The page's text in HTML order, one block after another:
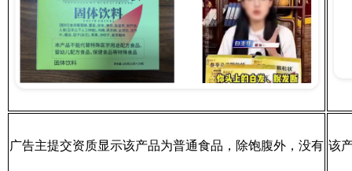
广告主提交资质显示该产品为普通食品，除饱腹外，没有 该